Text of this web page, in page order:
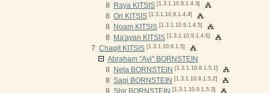
8 Raya KITSIS [1.3.1.10.9.1.4.3]
8 Ori KITSIS [1.3.1.10.9.1.4.4]
8 Noam KITSIS [1.3.1.10.9.1.4.5]
8 Ma'ayan KITSIS [1.3.1.10.9.1.4.6]
7 Chagit KITSIS [1.3.1.10.9.1.5]
Abraham "Avi" BORNSTEIN
8
Neta BORNSTEIN [1.3.1.10.9.1.5.1]
8 Sagi BORNSTEIN [1.3.1.10.9.1.5.2]
8 Shir BORNSTEIN [1.3.1.10.9.1.5.3]